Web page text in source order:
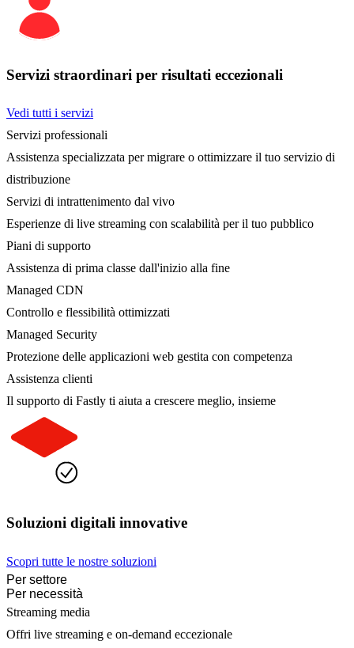
Servizi straordinari per risultati eccezionali
Vedi tutti i servizi
Servizi professionali
Assistenza specializzata per migrare o ottimizzare il tuo servizio di
distribuzione
Servizi di intrattenimento dal vivo
Esperienze di live streaming con scalabilità per il tuo pubblico
Piani di supporto
Assistenza di prima classe dall'inizio alla fine
Managed CDN
Controllo e flessibilità ottimizzati
Managed Security
Protezione delle applicazioni web gestita con competenza
Assistenza clienti
Il supporto di Fastly ti aiuta a crescere meglio, insieme
Soluzioni digitali innovative
Scopri tutte le nostre soluzioni
Per settore
Per necessità
Streaming media
Offri live streaming e on-demand eccezionale